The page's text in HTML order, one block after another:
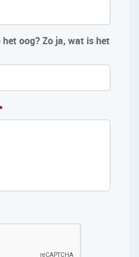
oog? Zo ja, wat is het